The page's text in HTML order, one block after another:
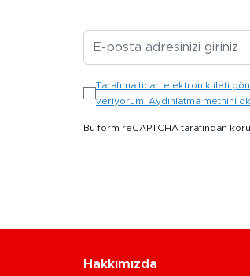
Tarafıma ticari elektronik ileti
veriyorum. Aydınlatma metnini
Bu form reCAPTCHA tarafından
Hakkımızda